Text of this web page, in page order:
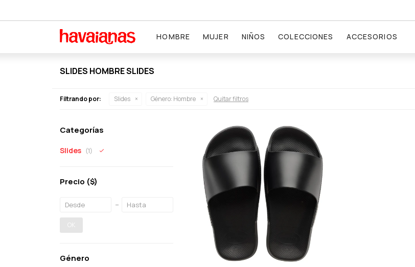
HOMBRE MUJER NIÑOS COLECCIONES ACCESORIOS
SLIDES HOMBRE SLIDES
Filtrando por: Slides Género: Hombre Quitar filtros
Categorías
Slides (1)
Precio ($)
OK
Género